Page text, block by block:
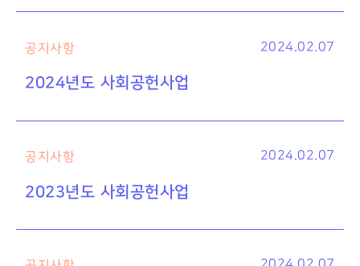
공지사항
2024년도 사회공헌사업
2024.02.07
공지사항
2023년도 사회공헌사업
2024.02.07